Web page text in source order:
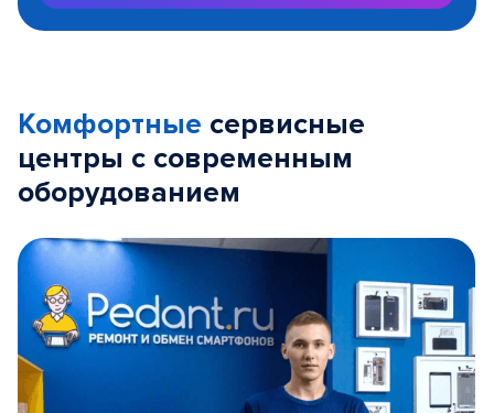
Комфортные сервисные
центры с современным
оборудованием